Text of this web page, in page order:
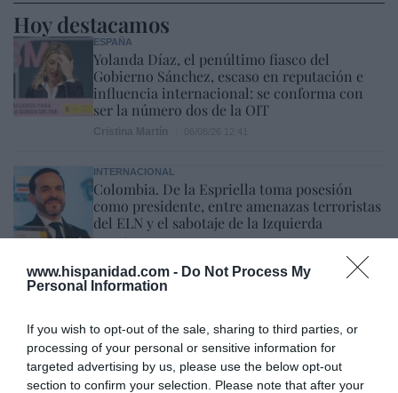
www.hispanidad.com - Do Not Process My
Personal Information
If you wish to opt-out of the sale, sharing to third parties, or
processing of your personal or sensitive information for
targeted advertising by us, please use the below opt-out
section to confirm your selection. Please note that after your
Hoy destacamos
ESPAÑA
Yolanda Díaz, el penúltimo fiasco del
Gobierno Sánchez, escaso en reputación e
influencia internacional: se conforma con
ser la número dos de la OIT
INTERNACIONAL
Colombia. De la Espriella toma posesión
como presidente, entre amenazas terroristas
del ELN y el sabotaje de la Izquierda
SOCIEDAD
Grupo Consorcio se 'conserva'... y se supera:
facturación bruta superior a los 126 millones
de euros, un 10% más
Redacción 06/08/26 12:36